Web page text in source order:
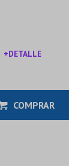
+DETALLE
COMPRAR